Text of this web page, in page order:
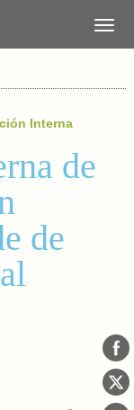
Interna
de
de